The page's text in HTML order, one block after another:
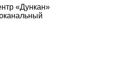
«Дункан»